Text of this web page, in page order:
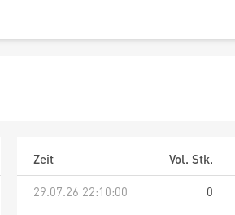
Zeit Vol. Stk.
29.07.26 22:10:00
0